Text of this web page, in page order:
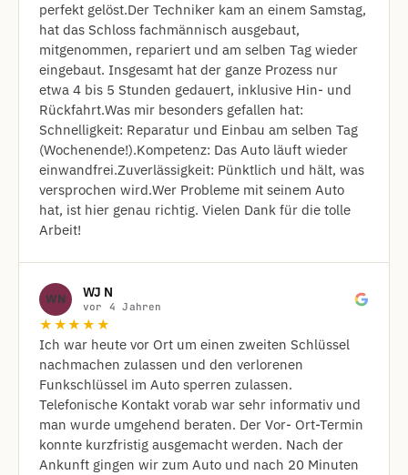
perfekt gelöst. ​Der Techniker kam an einem Samstag,
hat das Schloss fachmännisch ausgebaut,
mitgenommen, repariert und am selben Tag wieder
eingebaut. Insgesamt hat der ganze Prozess nur
etwa 4 bis 5 Stunden gedauert, inklusive Hin- und
Rückfahrt. ​Was mir besonders gefallen hat: ​
Schnelligkeit: Reparatur und Einbau am selben Tag
(Wochenende!). ​Kompetenz: Das Auto läuft wieder
einwandfrei. ​Zuverlässigkeit: Pünktlich und hält, was
versprochen wird. ​Wer Probleme mit seinem Auto
hat, ist hier genau richtig. Vielen Dank für die tolle
Arbeit!
WN WJ N
vor 4 Jahren
★★★★★
Ich war heute vor Ort um einen zweiten Schlüssel
nachmachen zulassen und den verlorenen
Funkschlüssel im Auto sperren zulassen.
Telefonische Kontakt vorab war sehr informativ und
man wurde umgehend beraten. Der Vor- Ort-Termin
konnte kurzfristig ausgemacht werden. Nach der
Ankunft gingen wir zum Auto und nach 20 Minuten